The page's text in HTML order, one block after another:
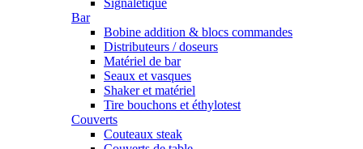
Signalétique
Bar
Bobine addition & blocs commandes
Distributeurs / doseurs
Matériel de bar
Seaux et vasques
Shaker et matériel
Tire bouchons et éthylotest
Couverts
Couteaux steak